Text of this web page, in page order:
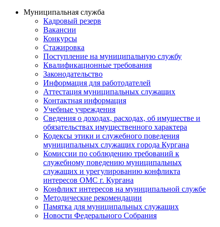
Муниципальная служба
Кадровый резерв
Вакансии
Конкурсы
Стажировка
Поступление на муниципальную службу
Квалификационные требования
Законодательство
Информация для работодателей
Аттестация муниципальных служащих
Контактная информация
Учебные учреждения
Сведения о доходах, расходах, об имуществе и
обязательствах имущественного характера
Кодексы этики и служебного поведения
муниципальных служащих города Кургана
Комиссии по соблюдению требований к
служебному поведению муниципальных
служащих и урегулированию конфликта
интересов ОМС г. Кургана
Конфликт интересов на муниципальной службе
Методические рекомендации
Памятка для муниципальных служащих
Новости Федерального Cобрания